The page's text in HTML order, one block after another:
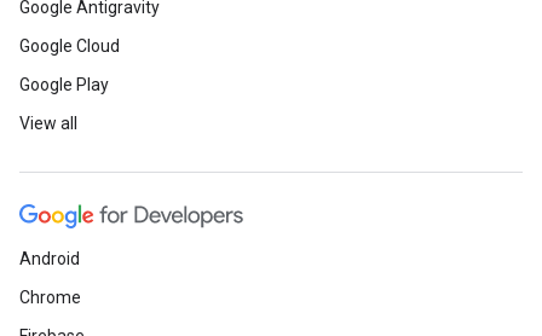
Google Antigravity
Google Cloud
Google Play
View all
Android
Chrome